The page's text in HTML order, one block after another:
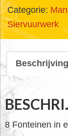
Categorie:
Siervuurwerk
Beschrijving
8 Fonteinen in